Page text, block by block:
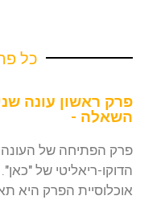
כל
פרק ראשון עונה
השאלה -
פרק הפתיחה של
הדוקו-ריאליטי של "כאן".
אוכלוסיית הפרק היא